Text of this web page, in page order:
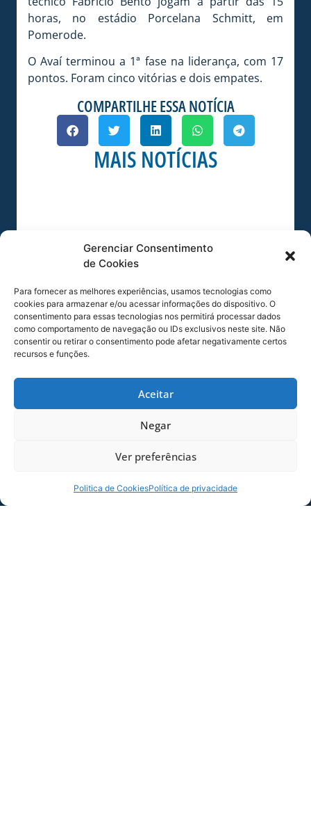
Gerenciar Consentimento
de Cookies
Para fornecer as melhores experiências, usamos tecnologias como
cookies para armazenar e/ou acessar informações do dispositivo. O
consentimento para essas tecnologias nos permitirá processar dados
como comportamento de navegação ou IDs exclusivos neste site. Não
consentir ou retirar o consentimento pode afetar negativamente certos
recursos e funções.
Aceitar
Negar
Ver preferências
Politica de CookiesPolítica de privacidade
horas, no estádio Porcelana Schmitt, em
Pomerode.
O Avaí terminou a 1ª fase na liderança, com 17
pontos. Foram cinco vitórias e dois empates.
COMPARTILHE ESSA NOTÍCIA
MAIS NOTÍCIAS
AVAÍ SUB-15 ENFRENTA O CRICIÚMA PELA
SEMIFINAL DO ESTADUAL
O Sub-15 do Avaí enfrenta neste sábado
(25/07) o Criciúma. A primeira partida da
fase semifinal do Campeonato Catarinense
começa